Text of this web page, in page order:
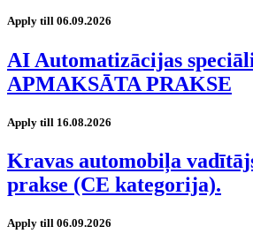
Apply till 06.09.2026
AI Automatizācijas
APMAKSĀTA PRAKSE
Apply till 16.08.2026
Kravas automobiļa
prakse (CE kategorija).
Apply till 06.09.2026